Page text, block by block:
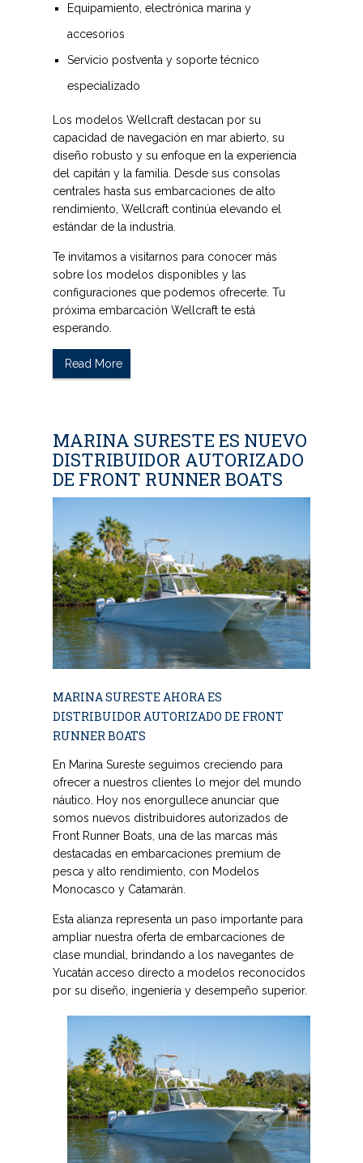
Equipamiento, electrónica marina y
accesorios
Servicio postventa y soporte técnico
especializado
Los modelos Wellcraft destacan por su
capacidad de navegación en mar abierto, su
diseño robusto y su enfoque en la experiencia
del capitán y la familia. Desde sus consolas
centrales hasta sus embarcaciones de alto
rendimiento, Wellcraft continúa elevando el
estándar de la industria.
Te invitamos a visitarnos para conocer más
sobre los modelos disponibles y las
configuraciones que podemos ofrecerte. Tu
próxima embarcación Wellcraft te está
esperando.
Read More
MARINA SURESTE ES NUEVO
DISTRIBUIDOR AUTORIZADO
DE FRONT RUNNER BOATS
MARINA SURESTE AHORA ES
DISTRIBUIDOR AUTORIZADO DE FRONT
RUNNER BOATS
En Marina Sureste seguimos creciendo para
ofrecer a nuestros clientes lo mejor del mundo
náutico. Hoy nos enorgullece anunciar que
somos nuevos distribuidores autorizados de
Front Runner Boats , una de las marcas más
destacadas en embarcaciones premium de
pesca y alto rendimiento, con Modelos
Monocasco y Catamarán.
Esta alianza representa un paso importante para
ampliar nuestra oferta de embarcaciones de
clase mundial, brindando a los navegantes de
Yucatán acceso directo a modelos reconocidos
por su diseño, ingeniería y desempeño superior.